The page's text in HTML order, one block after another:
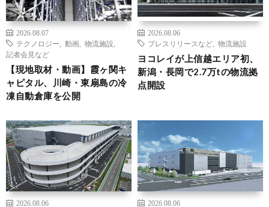
2026.08.07
テクノロジー
動画 物流施設
記者会見など
【現地取材・動画】霞ヶ関キ
ャピタル、川崎・東扇島の冷
凍自動倉庫を公開
2026.08.06
プレスリリースなど
物流施設
ヨコレイが上信越エリア初、
新潟・長岡で2.7万tの物流拠
点開設
2026.08.06
2026.08.06